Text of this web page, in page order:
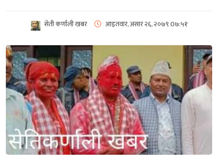
सेती कर्णाली खबर आइतवार, असार २६, २०७९0७:५१